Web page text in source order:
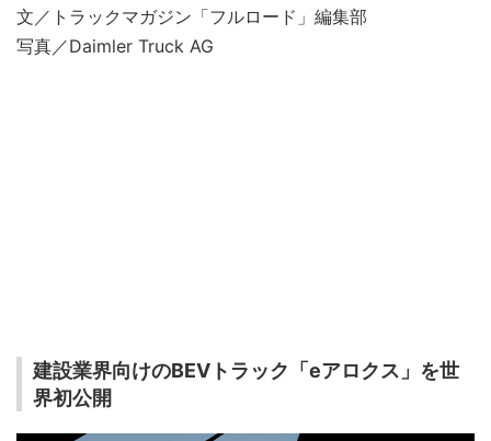
文／トラックマガジン「フルロード」編集部
写真／Daimler Truck AG
建設業界向けのBEVトラック「eアロクス」を世
界初公開